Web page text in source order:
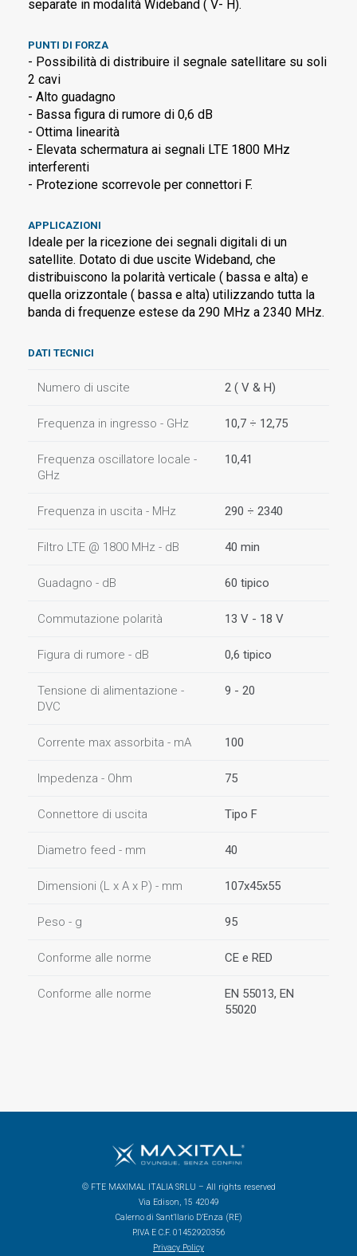
separate in modalità Wideband ( V- H).
PUNTI DI FORZA
- Possibilità di distribuire il segnale satellitare su soli
2 cavi
- Alto guadagno
- Bassa figura di rumore di 0,6 dB
- Ottima linearità
- Elevata schermatura ai segnali LTE 1800 MHz
interferenti
- Protezione scorrevole per connettori F.
APPLICAZIONI
Ideale per la ricezione dei segnali digitali di un
satellite. Dotato di due uscite Wideband, che
distribuiscono la polarità verticale ( bassa e alta) e
quella orizzontale ( bassa e alta) utilizzando tutta la
banda di frequenze estese da 290 MHz a 2340 MHz.
DATI TECNICI
Numero di uscite 2 ( V & H)
Frequenza in ingresso - GHz 10,7 ÷ 12,75
Frequenza oscillatore locale -
GHz
10,41
Frequenza in uscita - MHz 290 ÷ 2340
Filtro LTE @ 1800 MHz - dB 40 min
Guadagno - dB 60 tipico
Commutazione polarità 13 V - 18 V
Figura di rumore - dB 0,6 tipico
Tensione di alimentazione -
DVC
9 - 20
Corrente max assorbita - mA 100
Impedenza - Ohm 75
Connettore di uscita Tipo F
Diametro feed - mm 40
Dimensioni (L x A x P) - mm 107x45x55
Peso - g 95
Conforme alle norme CE e RED
Conforme alle norme
EN 55013, EN
55020
© FTE MAXIMAL ITALIA SRLU – All rights reserved
Via Edison, 15 42049
Calerno di Sant’Ilario D’Enza (RE)
P.IVA E C.F. 01452920356
Privacy Policy